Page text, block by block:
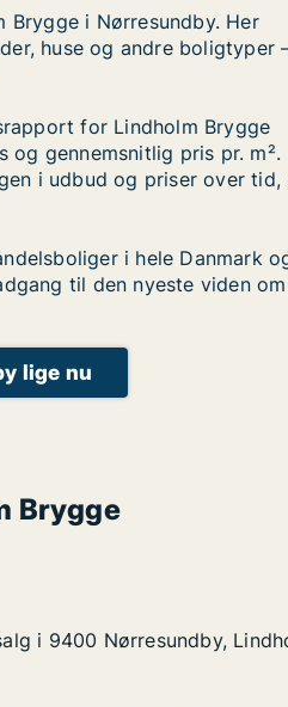
Brygge i Nørresundby. Her
huse og andre boligtyper
for Lindholm Brygge
og gennemsnitlig pris pr. m².
i udbud og priser over tid,
i hele Danmark
til den nyeste viden om
lige nu
Brygge
Brygge Lindholm
i 9400 Nørresundby,
i 9400 Nørresundby,